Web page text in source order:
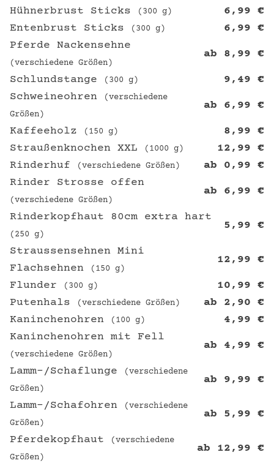
Hühnerbrust Sticks (300 g) 6,99 €
Entenbrust Sticks
(300 g) 6,99 €
Pferde Nackensehne
(verschiedene Größen)
ab 8,99 €
Schlundstange (300 g) 9,49 €
Schweineohren
(verschiedene
Größen)
ab 6,99 €
Kaffeeholz (150 g) 8,99 €
Straußenknochen XXL
(1000 g) 12,99 €
Rinderhuf
(verschiedene Größen) ab 0,99 €
Rinder Strosse offen
(verschiedene Größen)
ab 6,99 €
Rinderkopfhaut 80cm extra hart
(250 g)
5,99 €
Straussensehnen Mini
Flachsehnen
(150 g)
12,99 €
Flunder (300 g) 10,99 €
Putenhals
(verschiedene Größen) ab 2,90 €
Kaninchenohren
(100 g) 4,99 €
Kaninchenohren mit Fell
(verschiedene Größen)
ab 4,99 €
Lamm-/Schaflunge
(verschiedene
Größen)
ab 9,99 €
Lamm-/Schafohren
(verschiedene
Größen)
ab 5,99 €
Pferdekopfhaut
(verschiedene
Größen)
ab 12,99 €